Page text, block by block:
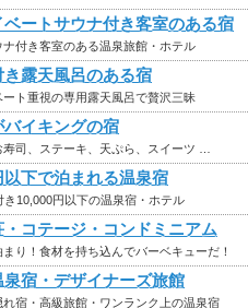
ベートサウナ付き客室のある宿
ナ付き客室のある温泉旅館・ホテル
き露天風呂のある宿
ート重視の専用露天風呂で贅沢三昧
バイキングの宿
寿司、ステーキ、天ぷら、スイーツ …
以下で泊まれる温泉宿
き10,000円以下の温泉宿・ホテル
・コテージ・コンドミニアム
り！食材を持ち込んでバーベキューだ！
泉宿・デザイナーズ旅館
れ宿・高級旅館・ワンランク上の温泉宿